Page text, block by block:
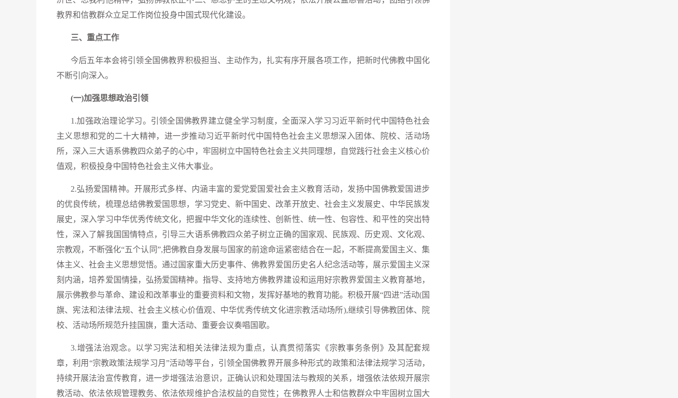
教界和信教群众立足工作岗位投身中国式现代化建设。
三、重点工作
今后五年本会将引领全国佛教界积极担当、主动作为，扎实有序开展各项工作，把新时代佛教中国化
不断引向深入。
(一)加强思想政治引领
1.加强政治理论学习。引领全国佛教界建立健全学习制度，全面深入学习习近平新时代中国特色社会
主义思想和党的二十大精神，进一步推动习近平新时代中国特色社会主义思想深入团体、院校、活动场
所，深入三大语系佛教四众弟子的心中，牢固树立中国特色社会主义共同理想，自觉践行社会主义核心价
值观，积极投身中国特色社会主义伟大事业。
2.弘扬爱国精神。开展形式多样、内涵丰富的爱党爱国爱社会主义教育活动，发扬中国佛教爱国进步
的优良传统，梳理总结佛教爱国思想，学习党史、新中国史、改革开放史、社会主义发展史、中华民族发
展史，深入学习中华优秀传统文化，把握中华文化的连续性、创新性、统一性、包容性、和平性的突出特
性，深入了解我国国情特点，引导三大语系佛教四众弟子树立正确的国家观、民族观、历史观、文化观、
宗教观，不断强化“五个认同”,把佛教自身发展与国家的前途命运紧密结合在一起，不断提高爱国主义、集
体主义、社会主义思想觉悟。通过国家重大历史事件、佛教界爱国历史名人纪念活动等，展示爱国主义深
刻内涵，培养爱国情操，弘扬爱国精神。指导、支持地方佛教界建设和运用好宗教界爱国主义教育基地，
展示佛教参与革命、建设和改革事业的重要资料和文物，发挥好基地的教育功能。积极开展“四进”活动(国
旗、宪法和法律法规、社会主义核心价值观、中华优秀传统文化进宗教活动场所),继续引导佛教团体、院
校、活动场所规范升挂国旗，重大活动、重要会议奏唱国歌。
3.增强法治观念。以学习宪法和相关法律法规为重点，认真贯彻落实《宗教事务条例》及其配套规
章，利用“宗教政策法规学习月”活动等平台，引领全国佛教界开展多种形式的政策和法律法规学习活动，
持续开展法治宣传教育，进一步增强法治意识，正确认识和处理国法与教规的关系，增强依法依规开展宗
教活动、依法依规管理教务、依法依规维护合法权益的自觉性；在佛教界人士和信教群众中牢固树立国大